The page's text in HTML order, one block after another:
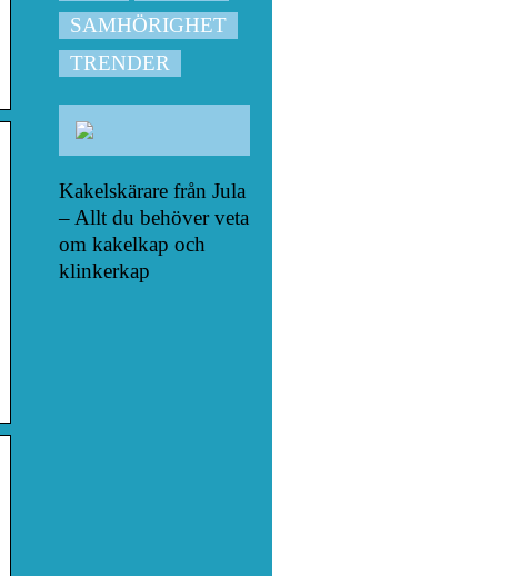
SAMHÖRIGHET
TRENDER
Kakelskärare från Jula
– Allt du behöver veta
om kakelkap och
klinkerkap